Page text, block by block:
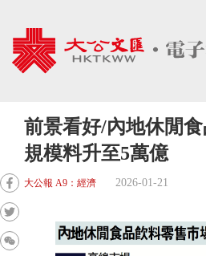
前景看好/內地休閒
規模料升至5萬億
大公報 A9：經濟 2026-01-21